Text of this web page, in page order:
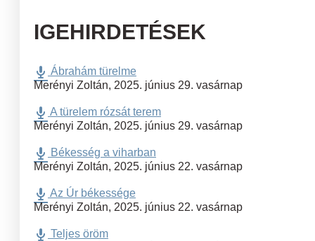
IGEHIRDETÉSEK
Ábrahám türelme
Merényi Zoltán, 2025. június 29. vasárnap
A türelem rózsát terem
Merényi Zoltán, 2025. június 29. vasárnap
Békesség a viharban
Merényi Zoltán, 2025. június 22. vasárnap
Az Úr békessége
Merényi Zoltán, 2025. június 22. vasárnap
Teljes öröm